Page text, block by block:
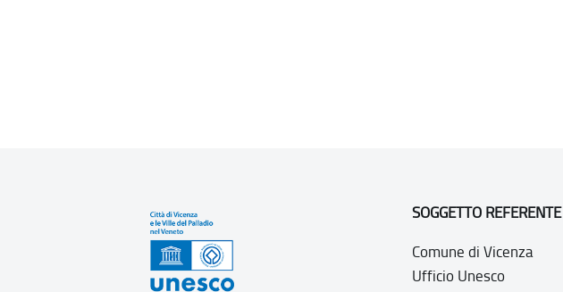
SOGGETTO REFERENTE
Comune di Vicenza
Ufficio Unesco